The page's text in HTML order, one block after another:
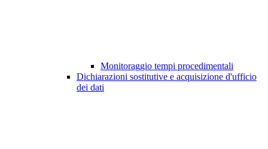
Monitoraggio tempi procedimentali
Dichiarazioni sostitutive e acquisizione d'ufficio
dei dati